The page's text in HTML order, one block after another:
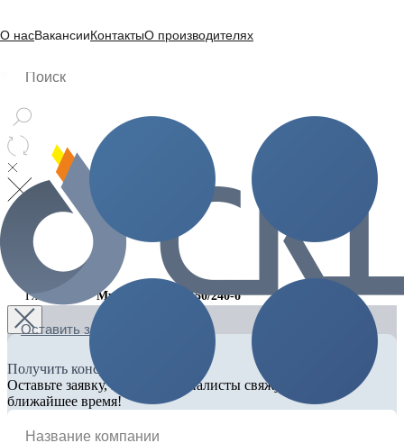
Главная Муфта 3ПСТ-1-150/240-б
Получить консультацию
Оставьте заявку, и наши специалисты свяжутся с вами в
ближайшее время!
О насВакансииКонтактыО производителях
Оставить заявку